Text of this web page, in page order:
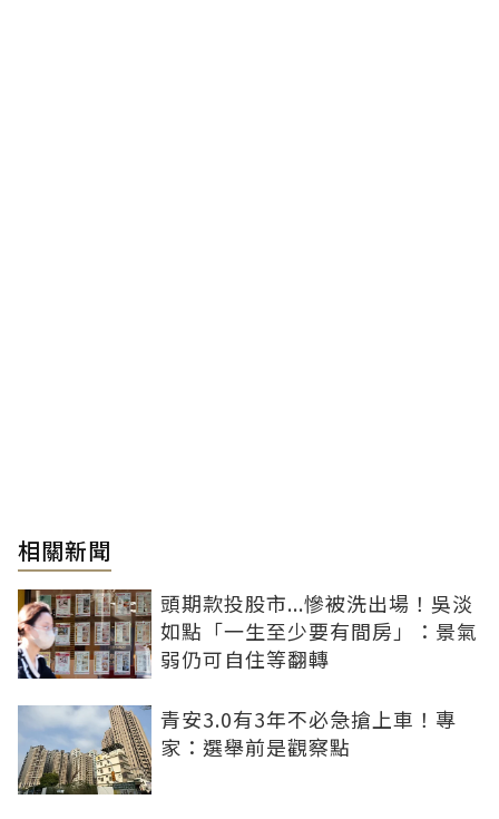
相關新聞
頭期款投股市...慘被洗出場！吳淡
如點「一生至少要有間房」：景氣
弱仍可自住等翻轉
青安3.0有3年不必急搶上車！專
家：選舉前是觀察點